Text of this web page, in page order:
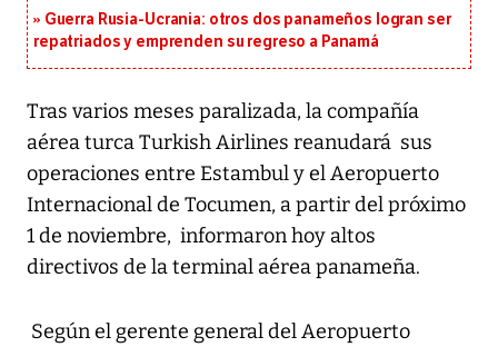
Guerra Rusia-Ucrania: otros dos panameños logran ser
repatriados y emprenden su regreso a Panamá
Tras varios meses paralizada, la compañía
aérea turca Turkish Airlines reanudará sus
operaciones entre Estambul y el Aeropuerto
Internacional de Tocumen, a partir del próximo
1 de noviembre, informaron hoy altos
directivos de la terminal aérea panameña.
Según el gerente general del Aeropuerto